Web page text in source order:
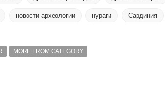
новости археологии нураги Сардиния
MORE FROM CATEGORY